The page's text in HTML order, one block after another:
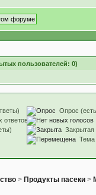
пользователей: 0)
ответов)
Опрос
Закрытая
Тема
> Продукты пасеки>